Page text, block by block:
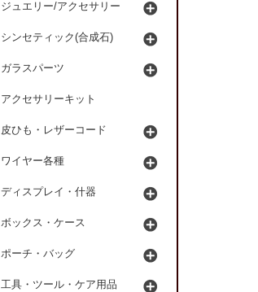
ジュエリー/アクセサリー
シンセティック(合成石)
ガラスパーツ
アクセサリーキット
皮ひも・レザーコード
ワイヤー各種
ディスプレイ・什器
ボックス・ケース
ポーチ・バッグ
工具・ツール・ケア用品